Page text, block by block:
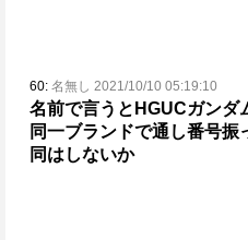
60: 名無し 2021/10/10 05:19:10
名前で言うとHGUCガン
同一ブランドで通し番号
同はしないか